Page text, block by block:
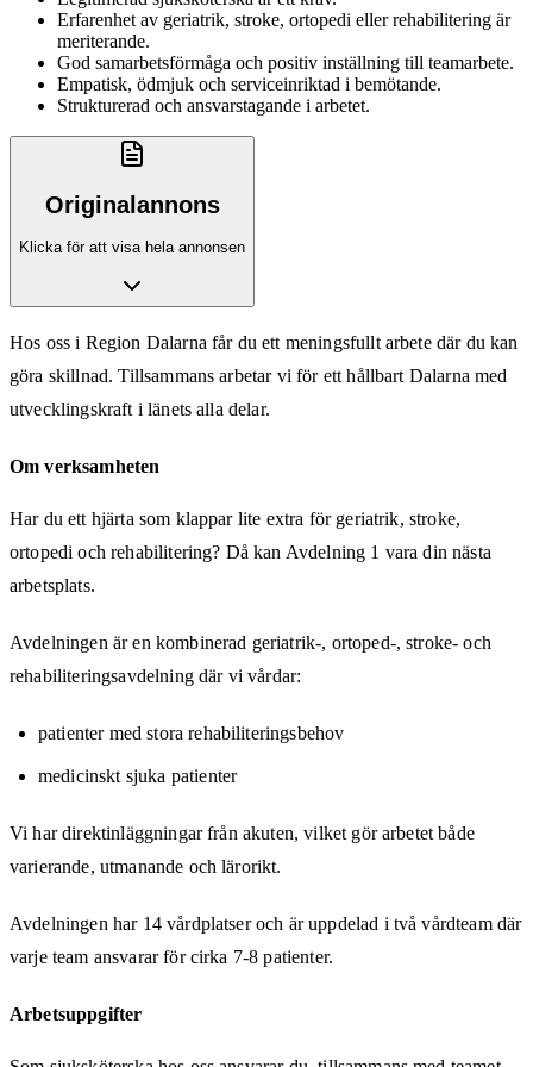
Erfarenhet av geriatrik, stroke, ortopedi eller rehabilitering är
meriterande.
God samarbetsförmåga och positiv inställning till teamarbete.
Empatisk, ödmjuk och serviceinriktad i bemötande.
Strukturerad och ansvarstagande i arbetet.
Originalannons
Klicka för att visa hela annonsen
Hos oss i Region Dalarna får du ett meningsfullt arbete där du kan
göra skillnad. Tillsammans arbetar vi för ett hållbart Dalarna med
utvecklingskraft i länets alla delar.
Om verksamheten
Har du ett hjärta som klappar lite extra för geriatrik, stroke,
ortopedi och rehabilitering? Då kan Avdelning 1 vara din nästa
arbetsplats.
Avdelningen är en kombinerad geriatrik-, ortoped-, stroke- och
rehabiliteringsavdelning där vi vårdar:
patienter med stora rehabiliteringsbehov
medicinskt sjuka patienter
Vi har direktinläggningar från akuten, vilket gör arbetet både
varierande, utmanande och lärorikt.
Avdelningen har 14 vårdplatser och är uppdelad i två vårdteam där
varje team ansvarar för cirka 7-8 patienter.
Arbetsuppgifter